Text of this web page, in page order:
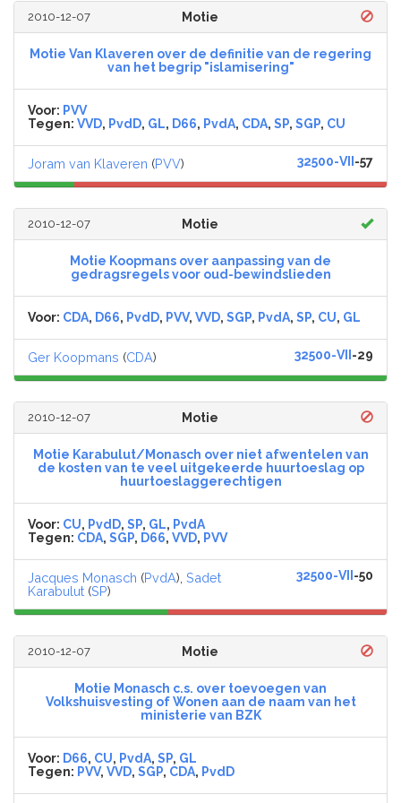
2010-12-07 Motie
Motie Van Klaveren over de definitie van de regering
van het begrip "islamisering"
Voor: PVV
Tegen: VVD, PvdD, GL, D66, PvdA, CDA, SP, SGP, CU
Joram van Klaveren (PVV) 32500-VII -57
2010-12-07 Motie
Motie Koopmans over aanpassing van de
gedragsregels voor oud-bewindslieden
Voor: CDA, D66, PvdD, PVV, VVD, SGP, PvdA, SP, CU, GL
Ger Koopmans (CDA) 32500-VII -29
2010-12-07 Motie
Motie Karabulut/Monasch over niet afwentelen van
de kosten van te veel uitgekeerde huurtoeslag op
huurtoeslaggerechtigen
Voor: CU, PvdD, SP, GL, PvdA
Tegen: CDA, SGP, D66, VVD, PVV
Jacques Monasch (PvdA), Sadet
Karabulut (SP)
32500-VII -50
2010-12-07 Motie
Motie Monasch c.s. over toevoegen van
Volkshuisvesting of Wonen aan de naam van het
ministerie van BZK
Voor: D66, CU, PvdA, SP, GL
Tegen: PVV, VVD, SGP, CDA, PvdD